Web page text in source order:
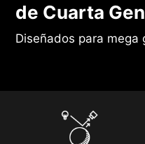
de Cuarta
Diseñados para mega